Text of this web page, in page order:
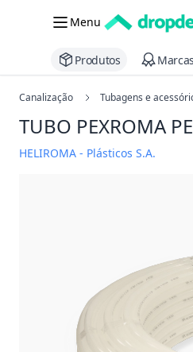
Menu
Produtos Marcas
Canalização Tubagens e
TUBO PEXROMA
HELIROMA - Plásticos S.A.